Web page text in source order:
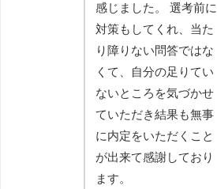
感じました。 選考前に
対策もしてくれ、当た
り障りない問答ではな
くて、自分の足りてい
ないところを気づかせ
ていただき結果も無事
に内定をいただくこと
が出来て感謝しており
ます。